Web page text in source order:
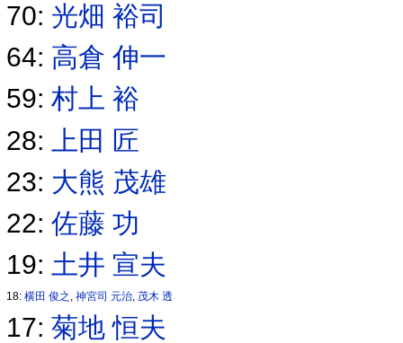
70: 光畑 裕司
64: 高倉 伸一
59:村上 裕
28:
上田 匠
23: 大熊 茂雄
22:佐藤 功
19: 土井 宣夫
18:横田 俊之 ,神宮司 元治 茂木 透
17:菊地 恒夫